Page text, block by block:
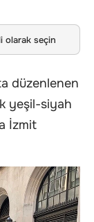
olarak seçin
düzenlenen
yeşil-siyah
İzmit